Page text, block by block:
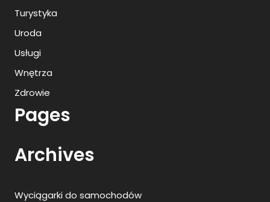
Turystyka
Uroda
Usługi
Wnętrza
Zdrowie
Pages
Archives
Wyciągarki do samochodów